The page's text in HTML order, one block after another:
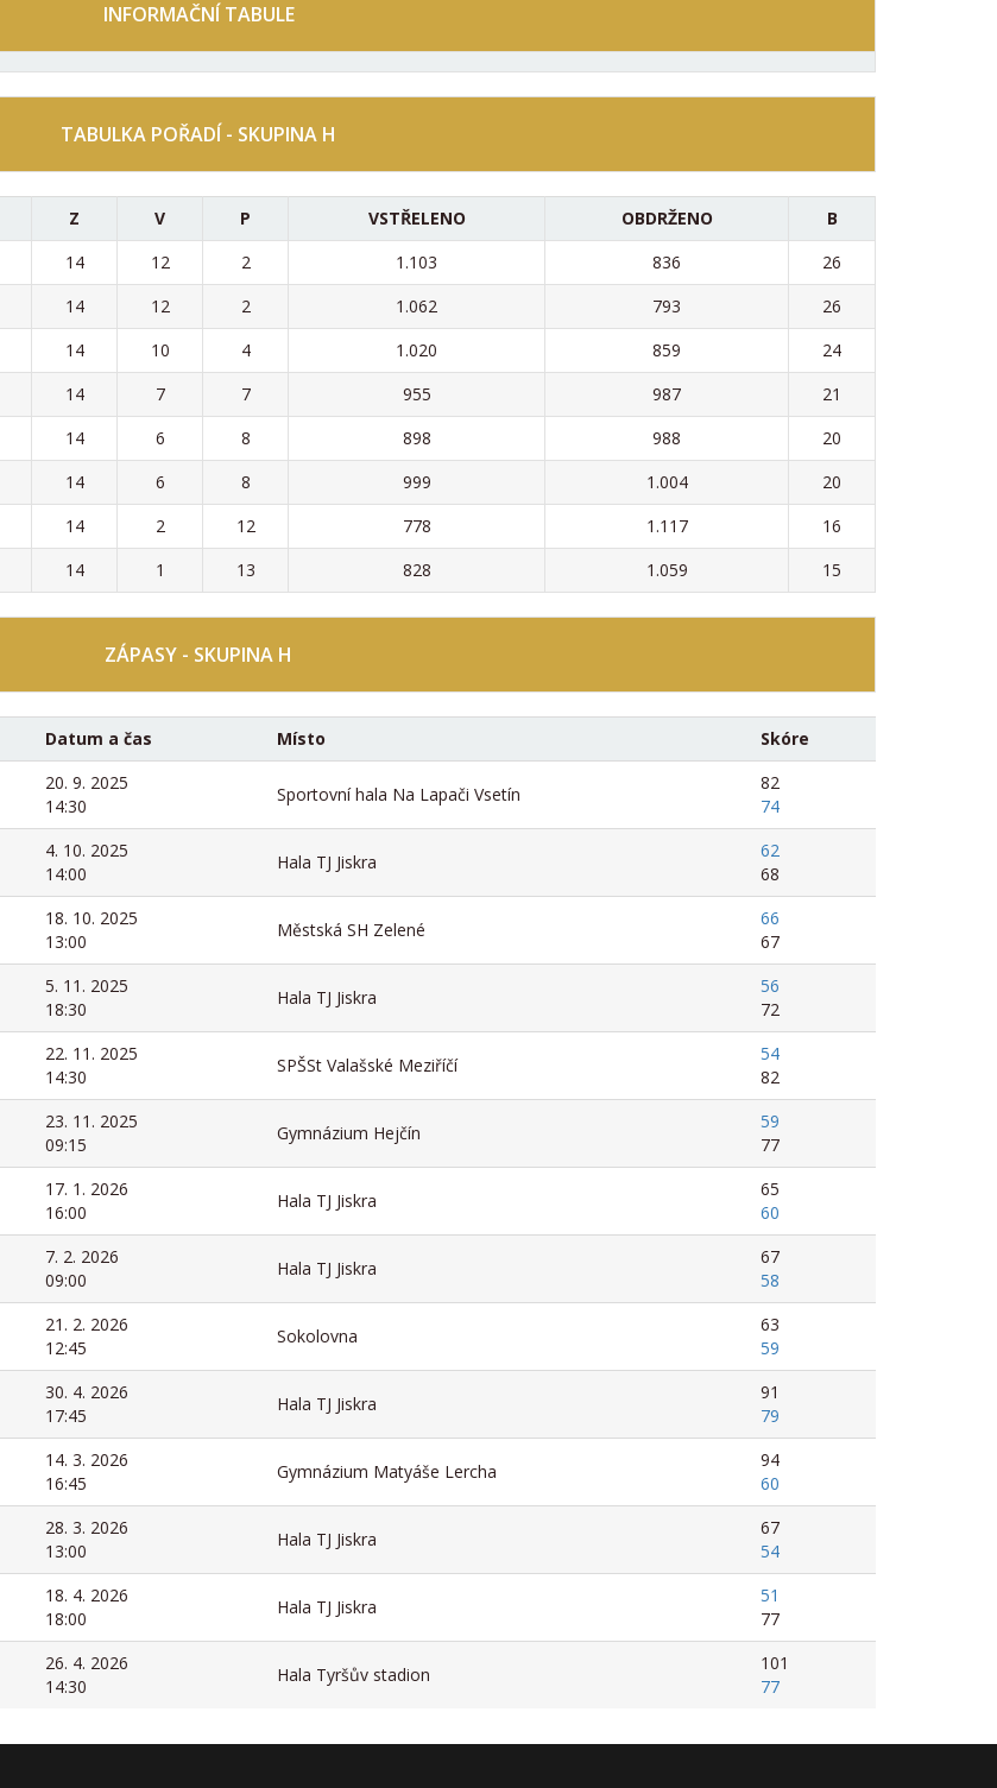
INFORMAČNÍ TABULE
TABULKA POŘADÍ - SKUPINA H
Z V P VSTŘELENO OBDRŽENO
B
14 12 2 1.103 836
26
14 12 2 1.062 793
26
14 10 4 1.020 859
24
14 7 7 955 987
21
14 6 8 898 988
20
14 6 8 999 1.004
20
14 2 12 778 1.117
16
14 1 13 828 1.059 15
ZÁPASY - SKUPINA H
Datum a čas Místo Skóre
20. 9. 2025
14:30
Sportovní hala Na Lapači Vsetín
82
74
4. 10. 2025
14:00
Hala TJ Jiskra
62
68
18. 10. 2025
13:00
Městská SH Zelené
66
67
5. 11. 2025
18:30
Hala TJ Jiskra
56
72
22. 11. 2025
14:30
SPŠSt Valašské Meziříčí
54
82
23. 11. 2025
09:15
Gymnázium Hejčín
59
77
17. 1. 2026
16:00
Hala TJ Jiskra
65
60
7. 2. 2026
09:00
Hala TJ Jiskra
67
58
21. 2. 2026
12:45
Sokolovna
63
59
30. 4. 2026
17:45
Hala TJ Jiskra
91
79
14. 3. 2026
16:45
Gymnázium Matyáše Lercha
94
60
28. 3. 2026
13:00
Hala TJ Jiskra
67
54
18. 4. 2026
18:00
Hala TJ Jiskra
51
77
26. 4. 2026
14:30
Hala Tyršův stadion
101
77